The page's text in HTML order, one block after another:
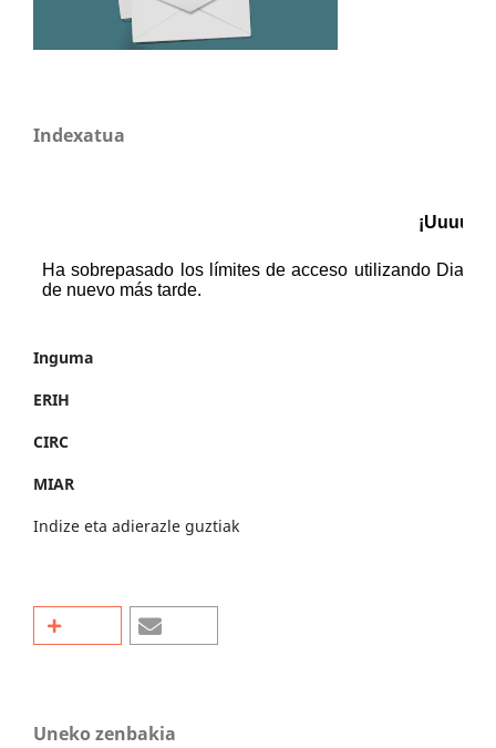
Indexatua
Inguma
ERIH
CIRC
MIAR
Indize eta adierazle guztiak
Uneko zenbakia